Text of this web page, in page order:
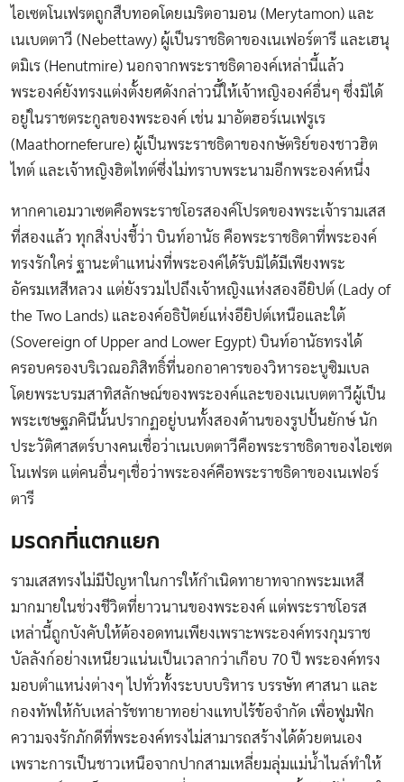
ไอเซตโนเฟรตถูกสืบทอดโดยเมริตอามอน (Merytamon) และ
เนเบตตาวี (Nebettawy) ผู้เป็นราชธิดาของเนเฟอร์ตารี และเฮนุ
ตมิเร (Henutmire) นอกจากพระราชธิดาองค์เหล่านี้แล้ว
พระองค์ยังทรงแต่งตั้งยศดังกล่าวนี้ให้เจ้าหญิงองค์อื่นๆ ซึ่งมิได้
อยู่ในราชตระกูลของพระองค์ เช่น มาอัตฮอร์เนเฟรูเร
(Maathorneferure) ผู้เป็นพระราชธิดาของกษัตริย์ของชาวฮิต
ไทต์ และเจ้าหญิงฮิตไทต์ซึ่งไม่ทราบพระนามอีกพระองค์หนึ่ง
หากคาเอมวาเซตคือพระราชโอรสองค์โปรดของพระเจ้ารามเสส
ที่สองแล้ว ทุกสิ่งบ่งชี้ว่า บินท์อานัธ คือพระราชธิดาที่พระองค์
ทรงรักใคร่ ฐานะตำแหน่งที่พระองค์ได้รับมิได้มีเพียงพระ
อัครมเหสีหลวง แต่ยังรวมไปถึงเจ้าหญิงแห่งสองอียิปต์ (Lady of
the Two Lands) และองค์อธิปัตย์แห่งอียิปต์เหนือและใต้
(Sovereign of Upper and Lower Egypt) บินท์อานัธทรงได้
ครอบครองบริเวณอภิสิทธิ์ที่นอกอาคารของวิหารอะบูซิมเบล
โดยพระบรมสาทิสลักษณ์ของพระองค์และของเนเบตตาวีผู้เป็น
พระเชษฐภคินีนั้นปรากฏอยู่บนทั้งสองด้านของรูปปั้นยักษ์ นัก
ประวัติศาสตร์บางคนเชื่อว่าเนเบตตาวีคือพระราชธิดาของไอเซต
โนเฟรต แต่คนอื่นๆเชื่อว่าพระองค์คือพระราชธิดาของเนเฟอร์
ตารี
มรดกที่แตกแยก
รามเสสทรงไม่มีปัญหาในการให้กำเนิดทายาทจากพระมเหสี
มากมายในช่วงชีวิตที่ยาวนานของพระองค์ แต่พระราชโอรส
เหล่านี้ถูกบังคับให้ต้องอดทนเพียงเพราะพระองค์ทรงกุมราช
บัลลังก์อย่างเหนียวแน่นเป็นเวลากว่าเกือบ 70 ปี พระองค์ทรง
มอบตำแหน่งต่างๆ ไปทั่วทั้งระบบบริหาร บรรษัท ศาสนา และ
กองทัพให้กับเหล่ารัชทายาทอย่างแทบไร้ข้อจำกัด เพื่อฟูมฟัก
ความจงรักภักดีที่พระองค์ทรงไม่สามารถสร้างได้ด้วยตนเอง
เพราะการเป็นชาวเหนือจากปากสามเหลี่ยมลุ่มแม่น้ำไนล์ทำให้